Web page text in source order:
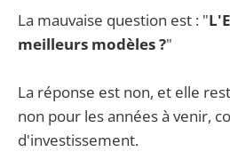
La mauvaise question est : "
meilleurs modèles ?"
La réponse est non, et elle
non pour les années à venir,
d'investissement.